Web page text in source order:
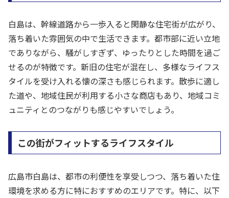
白島は、幹線道路から一歩入ると閑静な住宅街が広がり、
落ち着いた雰囲気の中で生活できます。都市部に近い立地
でありながら、騒がしすぎず、ゆったりとした時間を過ご
せるのが特徴です。新旧の住宅が混在し、多様なライフス
タイルを受け入れる懐の深さも感じられます。散歩に適し
た道や、地域住民が利用する小さな商店もあり、地域コミ
ュニティとのつながりも感じやすいでしょう。
この街がフィットするライフスタイル
広島市白島は、都市の利便性を享受しつつ、落ち着いた住
環境を求める方に特におすすめのエリアです。特に、以下